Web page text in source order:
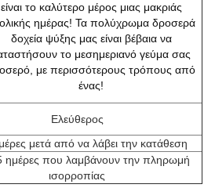
είναι το καλύτερο μέρος μιας μακριάς
ημέρας! Τα πολύχρωμα δροσερά
δοχεία ψύξης μας είναι βέβαια να
το μεσημεριανό γεύμα σας
με περισσότερους τρόπους από
ένας!
Ελεύθερος
μετά από να λάβει την κατάθεση
ημέρες που λαμβάνουν την πληρωμή
ισορροπίας